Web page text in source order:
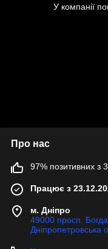
У компанії
Про нас
97% позитивних з
Працює з
м. Дніпро
49000 просп.
Дніпропетровська